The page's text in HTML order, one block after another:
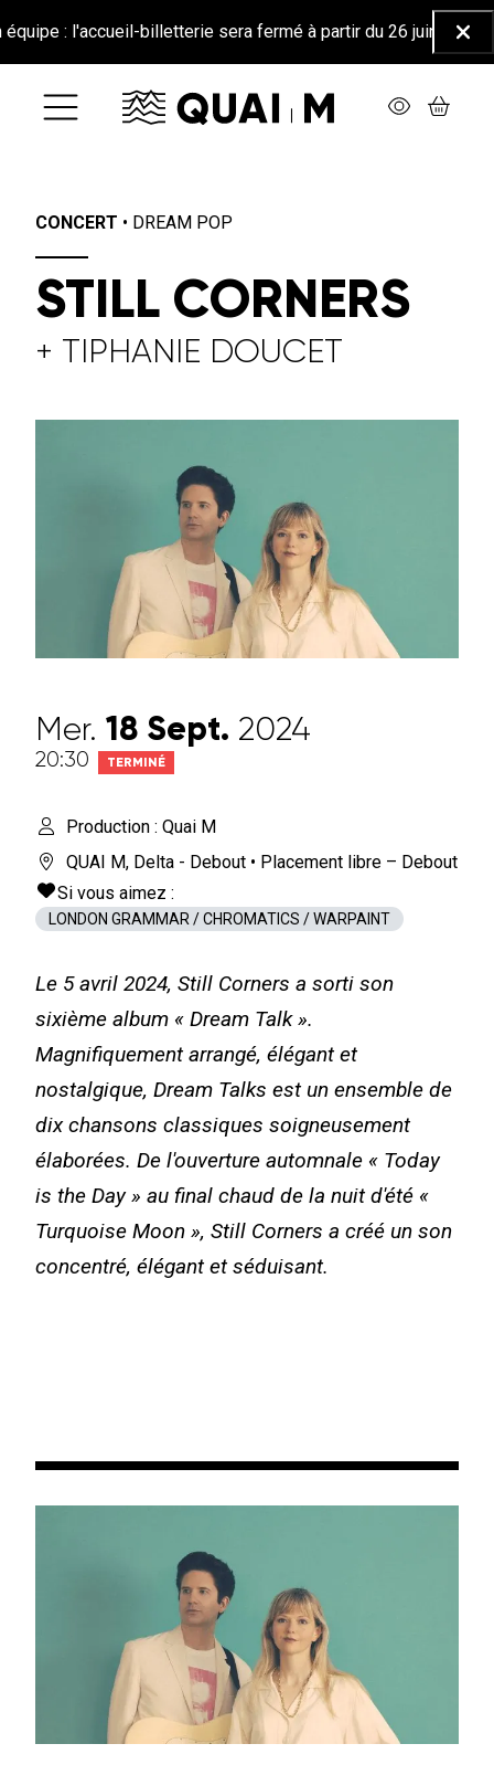
billetterie sera fermé à partir du 26 juin jusqu'au 25
CONCERT • DREAM POP
STILL CORNERS
+ TIPHANIE DOUCET
Mer. 18 Sept. 2024
20:30 TERMINÉ
Production : Quai M
QUAI M, Delta - Debout • Placement libre – Debout
Si vous aimez :
LONDON GRAMMAR / CHROMATICS / WARPAINT
Le 5 avril 2024, Still Corners a sorti son
sixième album « Dream Talk ».
Magnifiquement arrangé, élégant et
nostalgique, Dream Talks est un ensemble de
dix chansons classiques soigneusement
élaborées. De l'ouverture automnale « Today
is the Day » au final chaud de la nuit d'été «
Turquoise Moon », Still Corners a créé un son
concentré, élégant et séduisant.